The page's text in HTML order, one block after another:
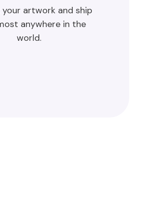
artwork and ship
anywhere in the
world.